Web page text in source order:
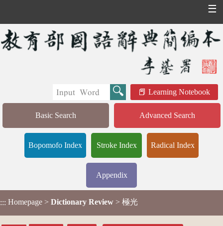
☰
Learning Notebook
Basic Search Advanced Search
Bopomofo Index Stroke Index Radical Index
Appendix
::: Homepage > Dictionary Review > 極光